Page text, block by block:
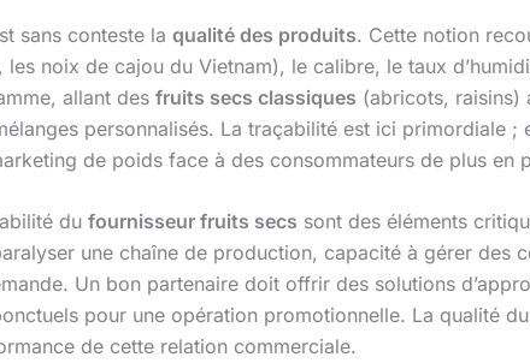
sans conteste la qualité des produits. Cette notion
noix de cajou du Vietnam), le calibre, le taux
allant des fruits secs classiques (abricots, raisins)
personnalisés. La traçabilité est ici primordiale ;
de poids face à des consommateurs de plus en
du fournisseur fruits secs sont des éléments
une chaîne de production, capacité à gérer des
Un bon partenaire doit offrir des solutions
pour une opération promotionnelle. La qualité
de cette relation commerciale.